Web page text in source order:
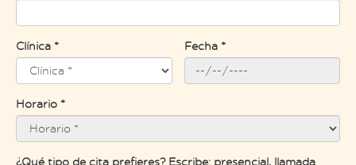
Clínica * Fecha *
Horario *
¿Qué tipo de cita prefieres? Escribe: presencial, llamada